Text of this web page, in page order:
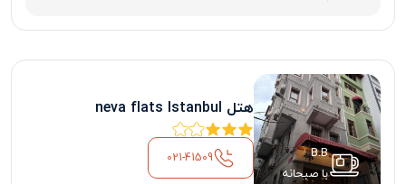
B.B
با صبحانه
هتل neva flats Istanbul
021-41509